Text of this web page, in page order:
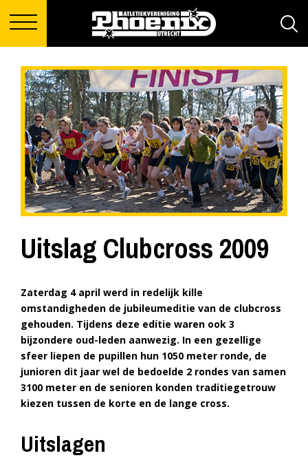
Uitslag Clubcross 2009
Zaterdag 4 april werd in redelijk kille
omstandigheden de jubileumeditie van de clubcross
gehouden. Tijdens deze editie waren ook 3
bijzondere oud-leden aanwezig. In een gezellige
sfeer liepen de pupillen hun 1050 meter ronde, de
junioren dit jaar wel de bedoelde 2 rondes van samen
3100 meter en de senioren konden traditiegetrouw
kiezen tussen de korte en de lange cross.
Uitslagen